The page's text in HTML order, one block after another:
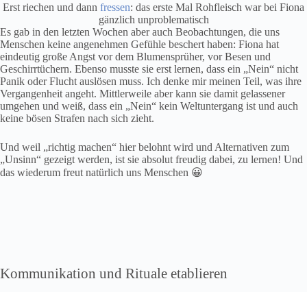
Erst riechen und dann fressen: das erste Mal Rohfleisch war bei Fiona
gänzlich unproblematisch
Es gab in den letzten Wochen aber auch Beobachtungen, die uns
Menschen keine angenehmen Gefühle beschert haben: Fiona hat
eindeutig große Angst vor dem Blumensprüher, vor Besen und
Geschirrtüchern. Ebenso musste sie erst lernen, dass ein „Nein“ nicht
Panik oder Flucht auslösen muss. Ich denke mir meinen Teil, was ihre
Vergangenheit angeht. Mittlerweile aber kann sie damit gelassener
umgehen und weiß, dass ein „Nein“ kein Weltuntergang ist und auch
keine bösen Strafen nach sich zieht.
Und weil „richtig machen“ hier belohnt wird und Alternativen zum
„Unsinn“ gezeigt werden, ist sie absolut freudig dabei, zu lernen! Und
das wiederum freut natürlich uns Menschen 😀
Kommunikation und Rituale etablieren